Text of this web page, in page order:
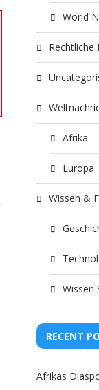
Cuban Epke
Roots
World
Afrika
Europa
Wissen &
Wissen
RECENT
Afrikas